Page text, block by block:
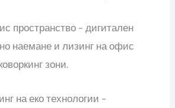
пространство – дигитален
наемане и лизинг на офис
зони.
на еко технологии –